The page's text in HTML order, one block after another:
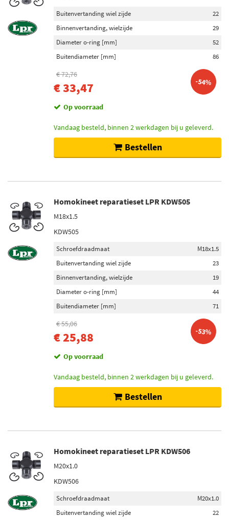
Buitenvertanding wiel zijde
22
Binnenvertanding, wielzijde
29
Diameter o-ring [mm]
52
Buitendiameter [mm]
86
€ 72,76
€ 33,47 -54%
Op voorraad
Vandaag besteld, binnen 2 werkdagen bij u geleverd.
Bestellen
Homokineet reparatieset LPR KDW505
M18x1.5
KDW505
Schroefdraadmaat
M18x1.5
Buitenvertanding wiel zijde
23
Binnenvertanding, wielzijde
19
Diameter o-ring [mm]
44
Buitendiameter [mm]
71
€ 55,06
€ 25,88 -53%
Op voorraad
Vandaag besteld, binnen 2 werkdagen bij u geleverd.
Bestellen
Homokineet reparatieset LPR KDW506
M20x1.0
KDW506
Schroefdraadmaat
M20x1.0
Buitenvertanding wiel zijde
22